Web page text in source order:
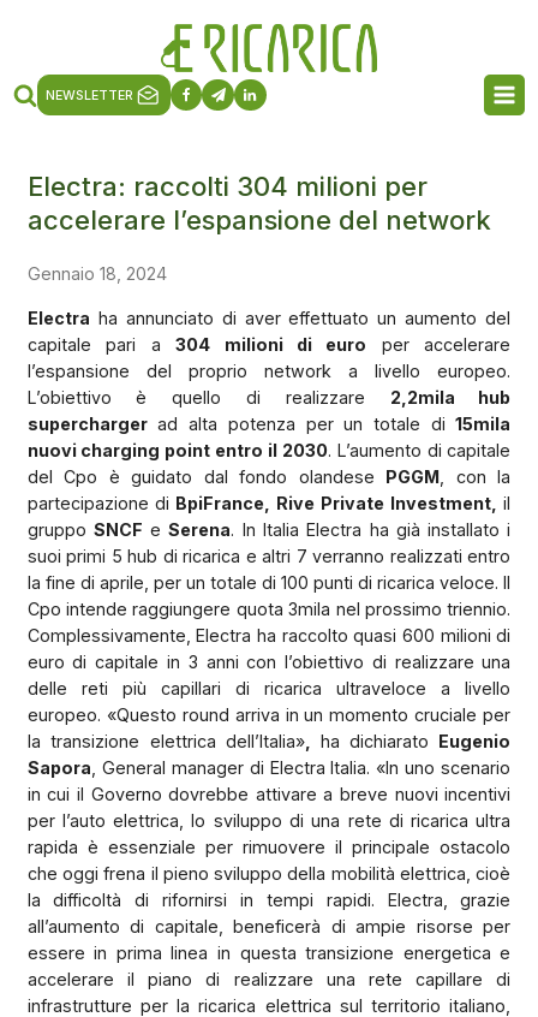
NEWSLETTER
Electra: raccolti 304 milioni per
accelerare l’espansione del network
Gennaio 18, 2024
Electra ha annunciato di aver effettuato un aumento del
capitale pari a304 milioni di euro per accelerare
l’espansione del proprio network a livello europeo.
L’obiettivo è quello di realizzare 2,2mila hub
superchargerad alta potenza per un totale di15mila
nuovi charging point entro il 2030. L’aumento di capitale
del Cpo è guidato dal fondo olandese PGGM , con la
partecipazione di BpiFrance, Rive Private Investment, il
gruppo SNCF eSerena. In Italia Electra ha già installato i
suoi primi 5 hub di ricarica e altri 7 verranno realizzati entro
la fine di aprile, per un totale di 100 punti di ricarica veloce. Il
Cpo intende raggiungere quota 3mila nel prossimo triennio.
Complessivamente, Electra ha raccolto quasi 600 milioni di
euro di capitale in 3 anni con l’obiettivo di realizzare una
delle reti più capillari di ricarica ultraveloce a livello
europeo. «Questo round arriva in un momento cruciale per
la transizione elettrica dell’Italia»
ha dichiarato Eugenio
Sapora , General manager di Electra Italia. «In uno scenario
in cui il Governo dovrebbe attivare a breve nuovi incentivi
per l’auto elettrica, lo sviluppo di una rete di ricarica ultra
rapida è essenziale per rimuovere il principale ostacolo
che oggi frena il pieno sviluppo della mobilità elettrica, cioè
la difficoltà di rifornirsi in tempi rapidi. Electra, grazie
all’aumento di capitale, beneficerà di ampie risorse per
essere in prima linea in questa transizione energetica e
accelerare il piano di realizzare una rete capillare di
infrastrutture per la ricarica elettrica sul territorio italiano,